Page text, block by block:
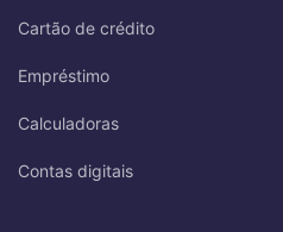
Cartão de crédito
Empréstimo
Calculadoras
Contas digitais